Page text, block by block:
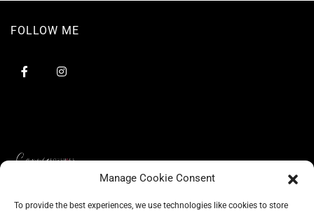
Manage Cookie Consent
To provide the best experiences, we use technologies like cookies to store
FOLLOW ME